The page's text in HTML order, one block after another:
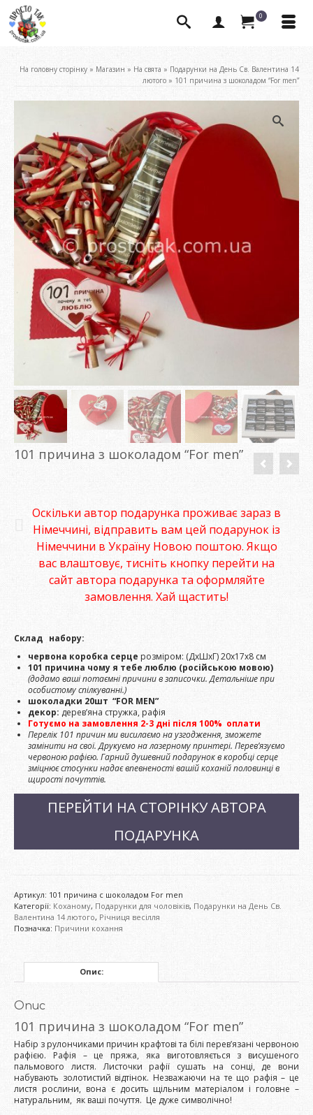
0
На головну сторінку » Магазин » На свята » Подарунки на День Св. Валентина 14
лютого » 101 причина з шоколадом “For men”
101 причина з шоколадом “For men”
Оскільки автор подарунка проживає зараз в
Німеччині, відправить вам цей подарунок із
Німеччини в Україну Новою поштою. Якщо
вас влаштовує, тисніть кнопку перейти на
сайт автора подарунка та оформляйте
замовлення. Хай щастить!
Склад набору:
червона коробка серце розміром: (ДхШхГ) 20х17х8 см
101 причина чому я тебе люблю (російською мовою)
(додамо ваші потаємні причини в записочки. Детальніше при
особистому спілкуванні.)
шоколадки 20шт “FOR MEN”
декор: дерев’яна стружка, рафія
Готуємо на замовлення 2-3 дні після 100% оплати
Перелік 101 причин ми висилаємо на узгодження, зможете
замінити на свої. Друкуємо на лазерному принтері. Перев’язуємо
червоною рафією. Гарний душевний подарунок в коробці серце
зміцнює стосунки надає впевненості вашій коханій половинці в
щирості почуттів.
ПЕРЕЙТИ НА СТОРІНКУ АВТОРА
ПОДАРУНКА
Артикул: 101 причина с шоколадом For men
Категорії: Коханому, Подарунки для чоловіків, Подарунки на День Св.
Валентина 14 лютого, Річниця весілля
Позначка: Причини кохання
Опис:
Опис
101 причина з шоколадом “For men”
Набір з рулончиками причин крафтові та білі перев’язані червоною
рафією. Рафія – це пряжа, яка виготовляється з висушеного
пальмового листя. Листочки рафії сушать на сонці, де вони
набувають золотистий відтінок. Незважаючи на те що рафія – це
листя рослини, вона є досить щільним матеріалом і головне –
натуральним, як ваші почуття. Це дуже символічно!